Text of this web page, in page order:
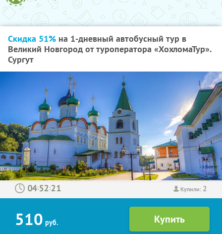
Скидка 51% на 1-дневный автобусный тур в
Великий Новгород от туроператора «ХохломаТур».
Сургут
Купили: 2
: :
510 руб.